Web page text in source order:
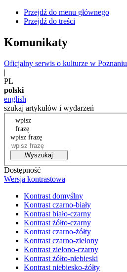
Przejdź do menu głównego
Przejdź do treści
Komunikaty
Oficjalny serwis o kulturze w Poznaniu
|
PL
polski
english
szukaj artykułów i wydarzeń
wpisz
frazę
wpisz frazę
Wyszukaj
Dostępność
Wersja kontrastowa
Kontrast domyślny
Kontrast czarno-biały
Kontrast biało-czarny
Kontrast żółto-czarny
Kontrast czarno-żółty
Kontrast czarno-zielony
Kontrast zielono-czarny
Kontrast żółto-niebieski
Kontrast niebiesko-żółty